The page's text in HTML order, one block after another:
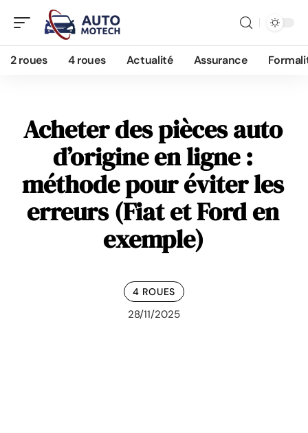
2 roues 4 roues Actualité Assurance
Acheter des pièces auto
d’origine en ligne :
méthode pour éviter les
erreurs (Fiat et Ford en
exemple)
4 ROUES
28/11/2025